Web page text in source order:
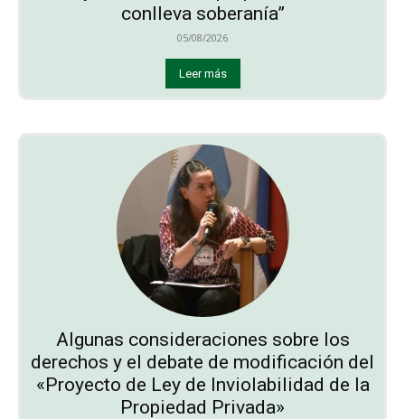
conlleva soberanía”
05/08/2026
Leer más
Algunas consideraciones sobre los
derechos y el debate de modificación del
«Proyecto de Ley de Inviolabilidad de la
Propiedad Privada»